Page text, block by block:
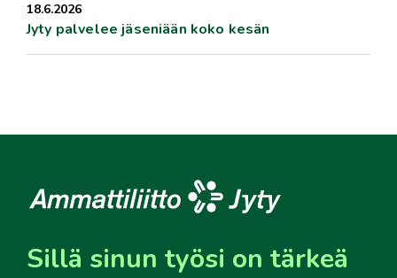
18.6.2026
Jyty palvelee jäseniään koko kesän
Sillä sinun työsi on tärkeä